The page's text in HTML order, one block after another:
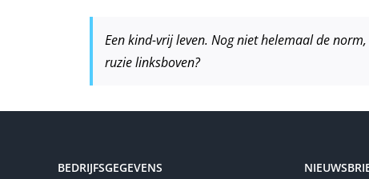
Een kind-vrij leven. Nog niet helemaal de
ruzie linksboven?
BEDRIJFSGEGEVENS